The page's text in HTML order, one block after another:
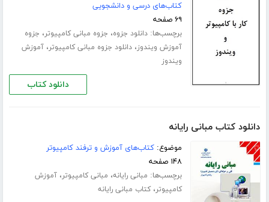
کتاب‌های درسی و دانشجویی
۶۹ صفحه
برچسب‌ها:دانلود جزوه، جزوه مبانی کامپیوتر، جزوه
آموزش ویندوز،دانلود جزوه مبانی کامپیوتر،آموزش
ویندوز
دانلود کتاب
دانلود کتاب مبانی رایانه
موضوع:کتاب‌های آموزش و ترفند کامپیوتر
۱۴۸ صفحه
برچسب‌ها: مبانی رایانه، مبانی کامپیوتر،آموزش
کامپیوتر،کتاب مبانی رایانه